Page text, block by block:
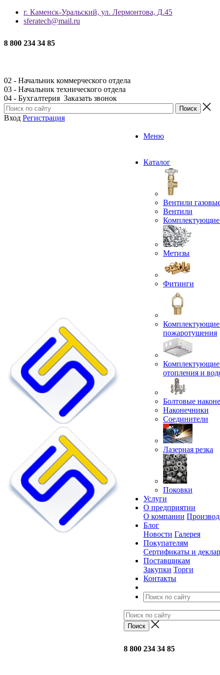
г. Каменск-Уральский, ул. Лермонтова, Д.45
sferatech@mail.ru
8 800 234 34 85
02 - Начальник коммерческого отдела
03 - Начальник технического отдела
04 - Бухгалтерия Заказать звонок
Вход Регистрация
Меню
Каталог
Вентили
Вентили
Комплектующие
Метизы
Фитинги
Комплектующие
пожаротушения
Комплектующие
отопления и
Болтовые
Наконечники
Соединители
Лазерная резка
Поковки
Услуги
О предприятии
О компании
Блог
Новости Галерея
Покупателям
Сертификаты и
Поставщикам
Закупки Торги
Контакты
8 800 234 34 85